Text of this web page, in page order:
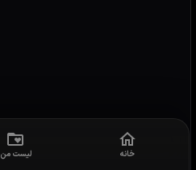
خانه لیست من